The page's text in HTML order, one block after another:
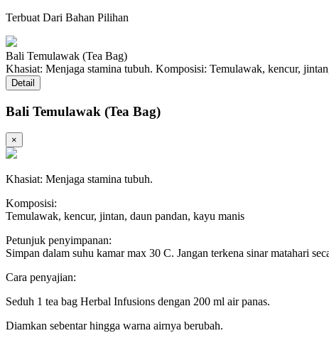
Terbuat Dari Bahan Pilihan
Bali Temulawak (Tea Bag)
Khasiat: Menjaga stamina tubuh. Komposisi: Temulawak, kencur,
Detail
Bali Temulawak (Tea Bag)
×
Khasiat: Menjaga stamina tubuh.
Komposisi:
Temulawak, kencur, jintan, daun pandan, kayu manis
Petunjuk penyimpanan:
Simpan dalam suhu kamar max 30 C. Jangan terkena sinar matahari
Cara penyajian:
Seduh 1 tea bag Herbal Infusions dengan 200 ml air panas.
Diamkan sebentar hingga warna airnya berubah.